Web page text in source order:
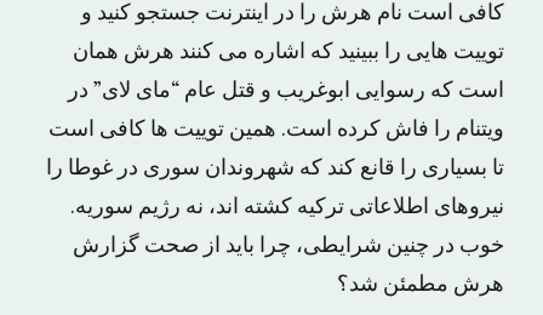
کافی است نام هرش را در اینترنت جستجو کنید و
توییت هایی را ببینید که اشاره می کنند هرش همان
است که رسوایی ابوغریب و قتل عام “مای لای” در
ویتنام را فاش کرده است. همین توییت ها کافی است
تا بسیاری را قانع کند که شهروندان سوری در غوطا را
نیروهای اطلاعاتی ترکیه کشته اند، نه رژیم سوریه.
خوب در چنین شرایطی، چرا باید از صحت گزارش
هرش مطمئن شد؟